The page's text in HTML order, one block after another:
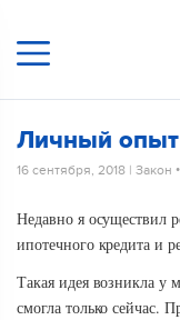
Личный
16 сентября, 2018 | Закон •
Недавно я осуществил
ипотечного кредита и
Такая идея возникла у
смогла только сейчас.